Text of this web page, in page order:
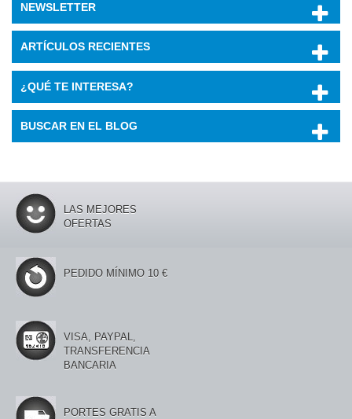
NEWSLETTER
ARTÍCULOS RECIENTES
¿QUÉ TE INTERESA?
BUSCAR EN EL BLOG
LAS MEJORES
OFERTAS
PEDIDO MÍNIMO 10 €
VISA, PAYPAL,
TRANSFERENCIA
BANCARIA
PORTES GRATIS A